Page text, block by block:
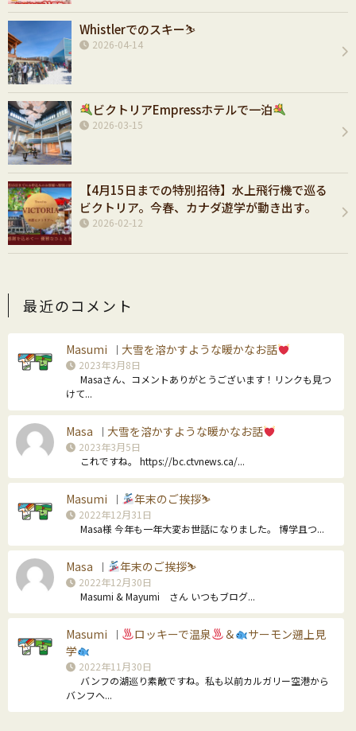
Whistlerでのスキー⛷️
2026-04-14
ビクトリアEmpressホテルで一泊
2026-03-15
【4月15日までの特別招待】水上飛行機で巡る
ビクトリア。今春、カナダ遊学が動き出す。
2026-02-12
最近のコメント
Masumi ｜ 大雪を溶かすような暖かなお話
2023年3月8日
Masaさん、コメントありがとうございます！リンクも見つ
けて...
Masa ｜ 大雪を溶かすような暖かなお話
2023年3月5日
これですね。 https://bc.ctvnews.ca/...
Masumi ｜ 年末のご挨拶⛷
2022年12月31日
Masa様 今年も一年大変お世話になりました。 博学且つ...
Masa ｜ 年末のご挨拶⛷
2022年12月30日
Masumi & Mayumi さん いつもブログ...
Masumi ｜ ロッキーで温泉 ＆
サーモン遡上見
学
2022年11月30日
バンフの湖巡り素敵ですね。私も以前カルガリー空港から
バンフへ...